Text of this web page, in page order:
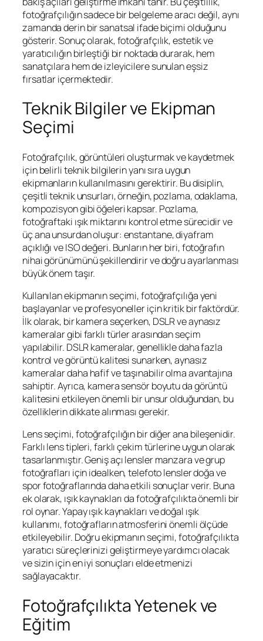
fotoğrafçılığın sadece bir belgeleme aracı değil, aynı
zamanda derin bir sanatsal ifade biçimi olduğunu
gösterir. Sonuç olarak, fotoğrafçılık, estetik ve
yaratıcılığın birleştiği bir noktada durarak, hem
sanatçılara hem de izleyicilere sunulan eşsiz
fırsatlar içermektedir.
Teknik Bilgiler ve Ekipman
Seçimi
Fotoğrafçılık, görüntüleri oluşturmak ve kaydetmek
için belirli teknik bilgilerin yanı sıra uygun
ekipmanların kullanılmasını gerektirir. Bu disiplin,
çeşitli teknik unsurları, örneğin, pozlama, odaklama,
kompozisyon gibi öğeleri kapsar. Pozlama,
fotoğraftaki ışık miktarını kontrol etme sürecidir ve
üç ana unsurdan oluşur: enstantane, diyafram
açıklığı ve ISO değeri. Bunların her biri, fotoğrafın
nihai görünümünü şekillendirir ve doğru ayarlanması
büyük önem taşır.
Kullanılan ekipmanın seçimi, fotoğrafçılığa yeni
başlayanlar ve profesyoneller için kritik bir faktördür.
İlk olarak, bir kamera seçerken, DSLR ve aynasız
kameralar gibi farklı türler arasından seçim
yapılabilir. DSLR kameralar, genellikle daha fazla
kontrol ve görüntü kalitesi sunarken, aynasız
kameralar daha hafif ve taşınabilir olma avantajına
sahiptir. Ayrıca, kamera sensör boyutu da görüntü
kalitesini etkileyen önemli bir unsur olduğundan, bu
özelliklerin dikkate alınması gerekir.
Lens seçimi, fotoğrafçılığın bir diğer ana bileşenidir.
Farklı lens tipleri, farklı çekim türlerine uygun olarak
tasarlanmıştır. Geniş açı lensler manzara ve grup
fotoğrafları için idealken, telefoto lensler doğa ve
spor fotoğraflarında daha etkili sonuçlar verir. Buna
ek olarak, ışık kaynakları da fotoğrafçılıkta önemli bir
rol oynar. Yapay ışık kaynakları ve doğal ışık
kullanımı, fotoğrafların atmosferini önemli ölçüde
etkileyebilir. Doğru ekipmanın seçimi, fotoğrafçılıkta
yaratıcı süreçlerinizi geliştirmeye yardımcı olacak
ve sizin için en iyi sonuçları elde etmenizi
sağlayacaktır.
Fotoğrafçılıkta Yetenek ve
Eğitim